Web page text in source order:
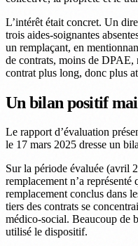
L’intérêt était concret. Un
trois aides-soignantes
un remplaçant, en
de contrats, moins de DPAE,
contrat plus long, donc plus
Un bilan positif
Le rapport d’évaluation
le 17 mars 2025 dresse un
Sur la période évaluée (avril
remplacement n’a représenté
remplacement conclus dans
tiers des contrats se
médico-social. Beaucoup de
utilisé le dispositif.